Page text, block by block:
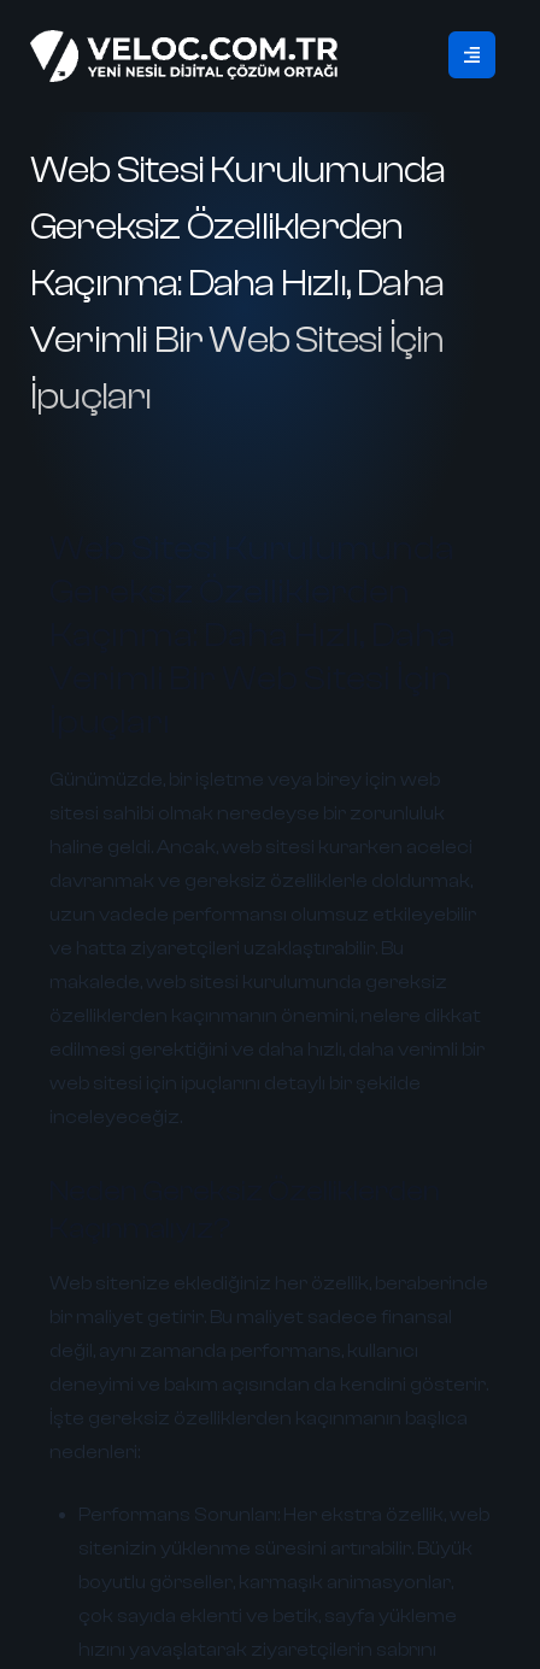
Web Sitesi Kurulumunda
Gereksiz Özelliklerden
Kaçınma: Daha Hızlı, Daha
Verimli Bir Web Sitesi İçin
İpuçları
Günümüzde, bir işletme veya birey için web
sitesi sahibi olmak neredeyse bir zorunluluk
haline geldi. Ancak, web sitesi kurarken aceleci
davranmak ve gereksiz özelliklerle doldurmak,
uzun vadede performansı olumsuz etkileyebilir
ve hatta ziyaretçileri uzaklaştırabilir. Bu
makalede, web sitesi kurulumunda gereksiz
özelliklerden kaçınmanın önemini, nelere dikkat
edilmesi gerektiğini ve daha hızlı, daha verimli bir
web sitesi için ipuçlarını detaylı bir şekilde
inceleyeceğiz.
Web sitenize eklediğiniz her özellik, beraberinde
bir maliyet getirir. Bu maliyet sadece finansal
değil, aynı zamanda performans, kullanıcı
deneyimi ve bakım açısından da kendini gösterir.
İşte gereksiz özelliklerden kaçınmanın başlıca
nedenleri:
Performans Sorunları: Her ekstra özellik, web
sitenizin yüklenme süresini artırabilir. Büyük
boyutlu görseller, karmaşık animasyonlar,
çok sayıda eklenti ve betik, sayfa yükleme
hızını yavaşlatarak ziyaretçilerin sabrını